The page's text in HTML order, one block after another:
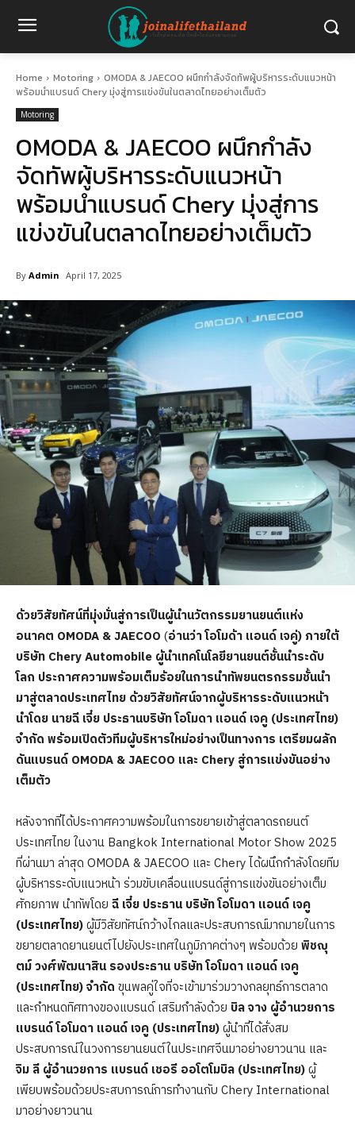
Home Motoring
OMODA & JAECOO ผนึกกำลังจัดทัพผู้บริหารระดับแนวหน้า
พร้อมนำแบรนด์ Chery มุ่งสู่การแข่งขันในตลาดไทยอย่างเต็มตัว
Motoring
OMODA & JAECOO ผนึกกำลัง
จัดทัพผู้บริหารระดับแนวหน้า
พร้อมนำแบรนด์ Chery มุ่งสู่การ
แข่งขันในตลาดไทยอย่างเต็มตัว
By Admin April 17, 2025
ด้วยวิสัยทัศน์ที่มุ่งมั่นสู่การเป็นผู้นำนวัตกรรมยานยนต์แห่ง
อนาคต OMODA & JAECOO (อ่านว่า โอโมด้า แอนด์ เจคู่) ภายใต้
บริษัท Chery Automobile ผู้นำเทคโนโลยียานยนต์ชั้นนำระดับ
โลก ประกาศความพร้อมเต็มร้อยในการนำทัพยนตรกรรมชั้นนำ
มาสู่ตลาดประเทศไทย ด้วยวิสัยทัศน์จากผู้บริหารระดับแนวหน้า
นำโดย นายฉี เจี๋ย ประธานบริษัท โอโมดา แอนด์ เจคู (ประเทศไทย)
จำกัด พร้อมเปิดตัวทีมผู้บริหารใหม่อย่างเป็นทางการ เตรียมผลัก
ดันแบรนด์ OMODA & JAECOO และ Chery สู่การแข่งขันอย่าง
เต็มตัว
หลังจากที่ได้ประกาศความพร้อมในการขยายเข้าสู่ตลาดรถยนต์
ประเทศไทย ในงาน Bangkok International Motor Show 2025
ที่ผ่านมา ล่าสุด OMODA & JAECOO และ Chery ได้ผนึกกำลังโดยทีม
ผู้บริหารระดับแนวหน้า ร่วมขับเคลื่อนแบรนด์สู่การแข่งขันอย่างเต็ม
ศักยภาพ นำทัพโดย ฉี เจี๋ย ประธาน บริษัท โอโมดา แอนด์ เจคู
(ประเทศไทย)ผู้มีวิสัยทัศน์กว้างไกลและประสบการณ์มากมายในการ
ขยายตลาดยานยนต์ไปยังประเทศในภูมิภาคต่างๆ พร้อมด้วย พิชญุ
ตม์ วงศ์พัฒนาสิน รองประธาน บริษัท โอโมดา แอนด์ เจคู
(ประเทศไทย) จำกัด ขุนพลคู่ใจที่จะเข้ามาร่วมวางกลยุทธ์การตลาด
และกำหนดทิศทางของแบรนด์ เสริมกำลังด้วย บิล จาง ผู้อำนวยการ
แบรนด์ โอโมดา แอนด์ เจคู (ประเทศไทย)ผู้นำที่ได้สั่งสม
ประสบการณ์ในวงการยานยนต์ในประเทศจีนมาอย่างยาวนาน และ
จิม ลี ผู้อำนวยการ แบรนด์ เชอรี ออโตโมบิล (ประเทศไทย)ผู้
เพียบพร้อมด้วยประสบการณ์การทำงานกับ Chery International
มาอย่างยาวนาน